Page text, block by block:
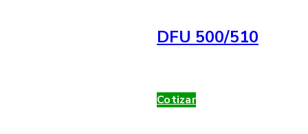
DFU 500/510
Cotizar